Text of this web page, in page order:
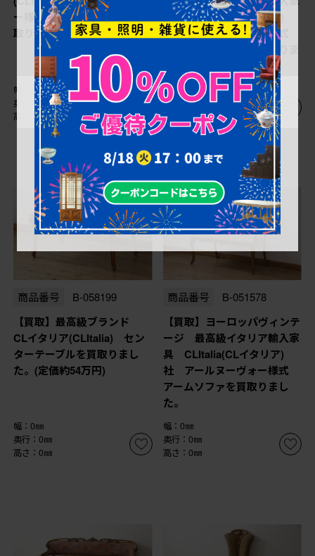
ー様式 1人掛けソファを買
取りました。
幅：0㎜
奥行：0㎜
高さ：0㎜
具 CLItalia(CLイタリア)
社 アールヌーヴォー様式
センターテーブルを買取りま
幅：0㎜
奥行：0㎜
高さ：0㎜
商品番号 B-058199
【買取】最高級ブランド
CLイタリア(CLItalia) セン
ターテーブルを買取りまし
た。(定価約54万円)
幅：0㎜
奥行：0㎜
高さ：0㎜
商品番号 B-051578
【買取】ヨーロッパヴィンテ
ージ 最高級イタリア輸入家
具 CLItalia(CLイタリア)
社 アールヌーヴォー様式
アームソファを買取りまし
た。
幅：0㎜
奥行：0㎜
高さ：0㎜